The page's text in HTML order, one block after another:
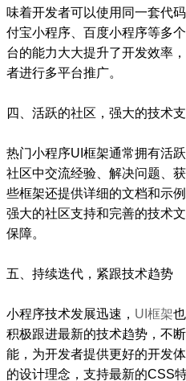
味着开发者可以使用同一套代
付宝小程序、百度小程序等多
台的能力大大提升了开发效率
者进行多平台推广。
四、活跃的社区，强大的技术
热门小程序UI框架通常拥有活
社区中交流经验、解决问题、
些框架还提供详细的文档和示
强大的社区支持和完善的技术
保障。
五、持续迭代，紧跟技术趋势
小程序技术发展迅速， UI框架
积极跟进最新的技术趋势，不
能，为开发者提供更好的开发
的设计理念，支持最新的CSS